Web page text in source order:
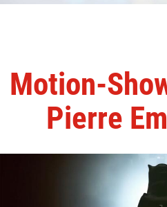
Motion-
Pierre